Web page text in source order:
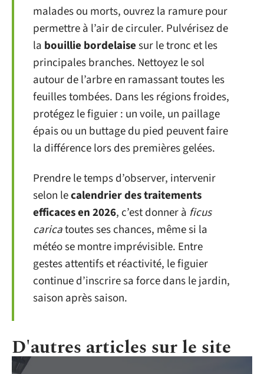
malades ou morts, ouvrez la ramure pour
permettre à l’air de circuler. Pulvérisez de
la bouillie bordelaisesur le tronc et les
principales branches. Nettoyez le sol
autour de l’arbre en ramassant toutes les
feuilles tombées. Dans les régions froides,
protégez le figuier : un voile, un paillage
épais ou un buttage du pied peuvent faire
la différence lors des premières gelées.
Prendre le temps d’observer, intervenir
selon lecalendrier des traitements
efficaces en 2026, c’est donner à ficus
caricatoutes ses chances, même si la
météo se montre imprévisible. Entre
gestes attentifs et réactivité, le figuier
continue d’inscrire sa force dans le jardin,
saison après saison.
D'autres articles sur le site